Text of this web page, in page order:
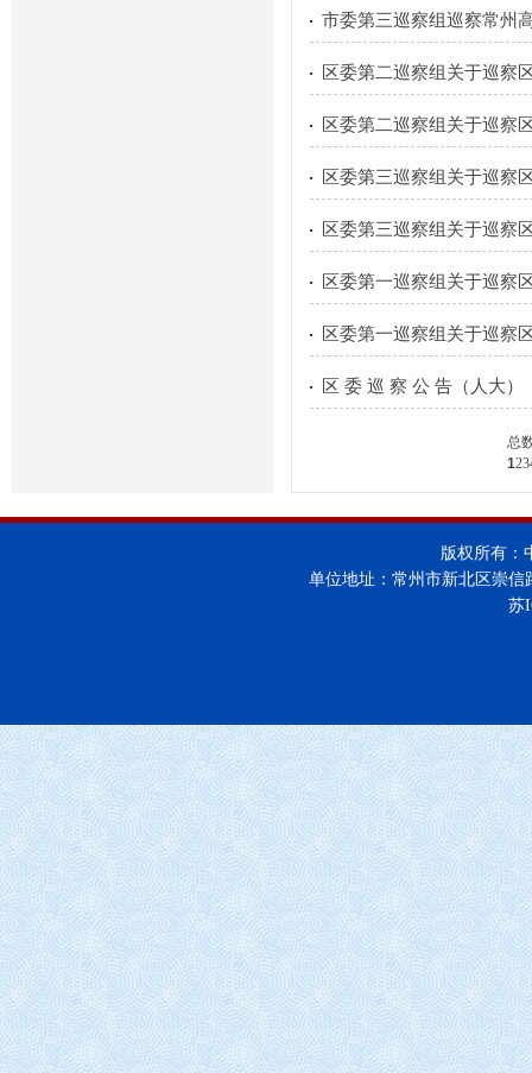
市委第三巡察组巡察常州
区委第二巡察组关于巡察
区委第二巡察组关于巡察
区委第三巡察组关于巡察
区委第三巡察组关于巡察
区委第一巡察组关于巡察
区委第一巡察组关于巡察
区 委 巡 察 公 告（人大）
总
123
版权所有：
单位地址：常州市新北区崇
苏